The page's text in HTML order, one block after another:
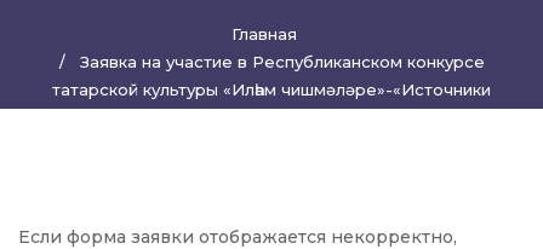
Главная
Заявка на участие в Республиканском конкурсе
татарской культуры «Илһам чишмәләре»-«Источники
Если форма заявки отображается некорректно,